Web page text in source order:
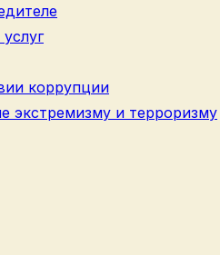
коррупции
экстремизму и терроризму